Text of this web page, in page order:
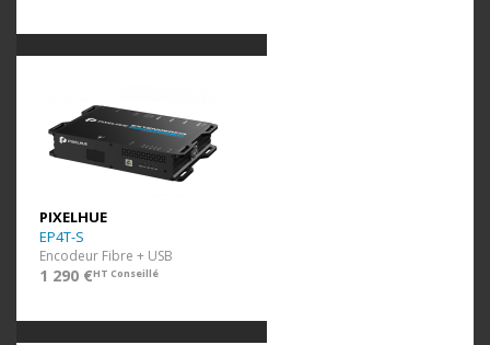
PIXELHUE
EP4T-S
Encodeur Fibre + USB
1 290 €HT Conseillé